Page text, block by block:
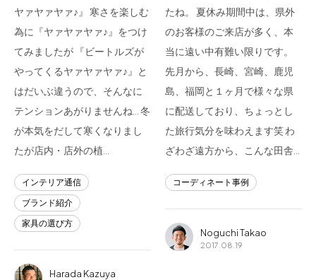
ヤァヤァヤァ♪』 寒さを楽しむ
為に『ヤァヤァヤァ♪』をつけ
てみましたが 『ビートルズが
やってくるヤァヤァヤァ♪』と
はだいぶ違うので、そんなに
テンションあがりませんね… 冬
が本気をだして寒くなりまし
たが店内・店外の植…
インテリア通信
ブランド紹介
家具の選び方
Harada Kazuya
たね。 夏休み期間中は、県外
のお客様のご来店が多く、本
当に遠い中有難い限りです。
先月から、長崎、宮崎、鹿児
島、福岡と１ヶ月で様々な県
に配送しており、ちょっとし
た旅行気分を味わえます笑 わ
ざわざ遠方から、こんな田舎…
コーディネート事例
Noguchi Takao
2017.08.19